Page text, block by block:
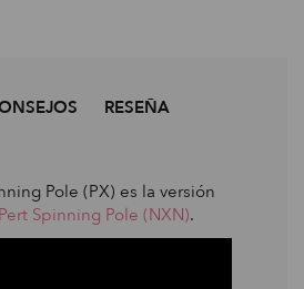
RESEÑA
Pole (PX) es la versión
Spinning Pole (NXN).